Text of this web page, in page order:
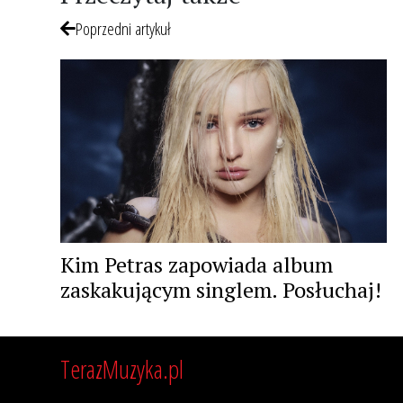
Poprzedni artykuł
Kim Petras zapowiada album
zaskakującym singlem. Posłuchaj!
TerazMuzyka.pl